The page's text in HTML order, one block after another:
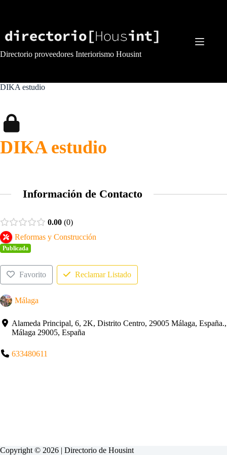
Directorio proveedores Interiorismo Housint
DIKA estudio
DIKA estudio
Información de Contacto
0.00 0
Reformas y Construcción
Publicada
Favorito Reclamar Listado
Málaga
Alameda Principal, 6, 2K, Distrito Centro, 29005 Málaga, España.,
Málaga 29005, España
633480611
Copyright © 2026 | Directorio de Housint